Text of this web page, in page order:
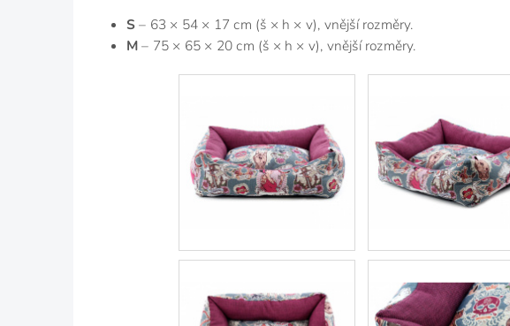
S– 63 × 54 × 17 cm (š × h × v), vnější rozměry.
M– 75 × 65 × 20 cm (š × h × v), vnější rozměry.